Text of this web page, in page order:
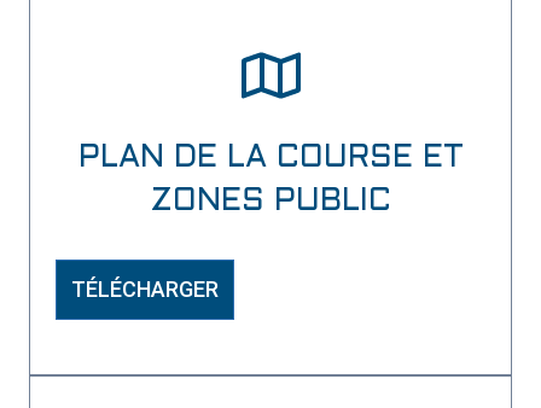
PLAN DE LA COURSE ET
ZONES PUBLIC
TÉLÉCHARGER